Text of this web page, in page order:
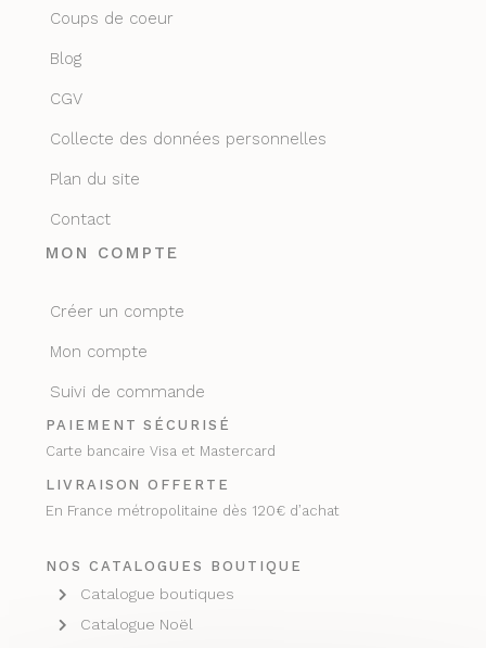
Coups de coeur
Blog
CGV
Collecte des données personnelles
Plan du site
Contact
MON COMPTE
Créer un compte
Mon compte
Suivi de commande
PAIEMENT SÉCURISÉ
Carte bancaire Visa et Mastercard
LIVRAISON OFFERTE
En France métropolitaine dès 120€ d’achat
NOS CATALOGUES BOUTIQUE
Catalogue boutiques
Catalogue Noël